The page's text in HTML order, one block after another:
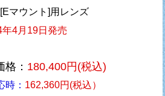
マウント]用レンズ
年4月19日発売
： 180,400円(税込)
時： 162,360円(税込）